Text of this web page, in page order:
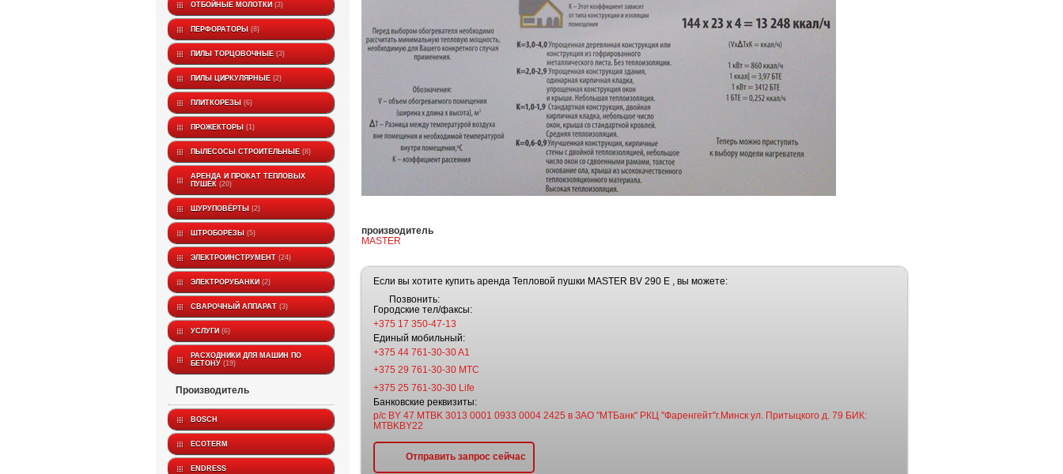
ОТБОЙНЫЕ МОЛОТКИ 3
ПЕРФОРАТОРЫ 8
ПИЛЫ ТОРЦОВОЧНЫЕ 3
ПИЛЫ ЦИРКУЛЯРНЫЕ 2
ПЛИТКОРЕЗЫ 6
ПРОЖЕКТОРЫ 1
ПЫЛЕСОСЫ СТРОИТЕЛЬНЫЕ 8
АРЕНДА И ПРОКАТ ТЕПЛОВЫХ
ПУШЕК 20
ШУРУПОВЁРТЫ 2
ШТРОБОРЕЗЫ 5
ЭЛЕКТРОИНСТРУМЕНТ 24
ЭЛЕКТРОРУБАНКИ 2
СВАРОЧНЫЙ АППАРАТ 3
УСЛУГИ 6
РАСХОДНИКИ ДЛЯ МАШИН ПО
БЕТОНУ 19
производитель
BOSCH
ECOTERM
ENDRESS
производитель
MASTER
Если вы хотите купить аренда Тепловой пушки MASTER BV 290 E , вы можете:
Позвонить:
Городские тел/факсы:
+375 17 350-47-13
Единый мобильный:
+375 44 761-30-30 A1
+375 29 761-30-30 МТС
+375 25 761-30-30 Life
Банковские реквизиты:
р/с BY 47 MTBK 3013 0001 0933 0004 2425 в ЗАО "МТБанк" РКЦ "Фаренгейт"г.Минск ул. Притыцкого д. 79 БИК:
MTBKBY22
Отправить запрос сейчас